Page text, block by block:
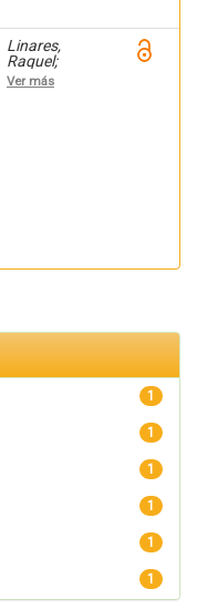
Linares,
Raquel;
Gutiérrez,
Ana;
Ver más
1
1
1
1
1
1